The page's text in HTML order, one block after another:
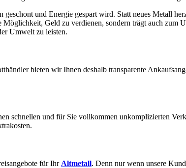
und Energie gespart wird. Statt neues Metall
Geld zu verdienen, sondern trägt auch zum
Umwelt zu leisten.
bieten wir Ihnen deshalb transparente
schnellen und für Sie vollkommen unkomplizierten
für Ihr Altmetall. Denn nur wenn unsere